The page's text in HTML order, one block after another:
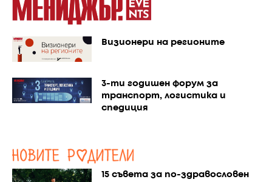
Визионери на регионите
3-ти годишен форум за
транспорт, логистика и
спедиция
15 съвета за по-здравословен